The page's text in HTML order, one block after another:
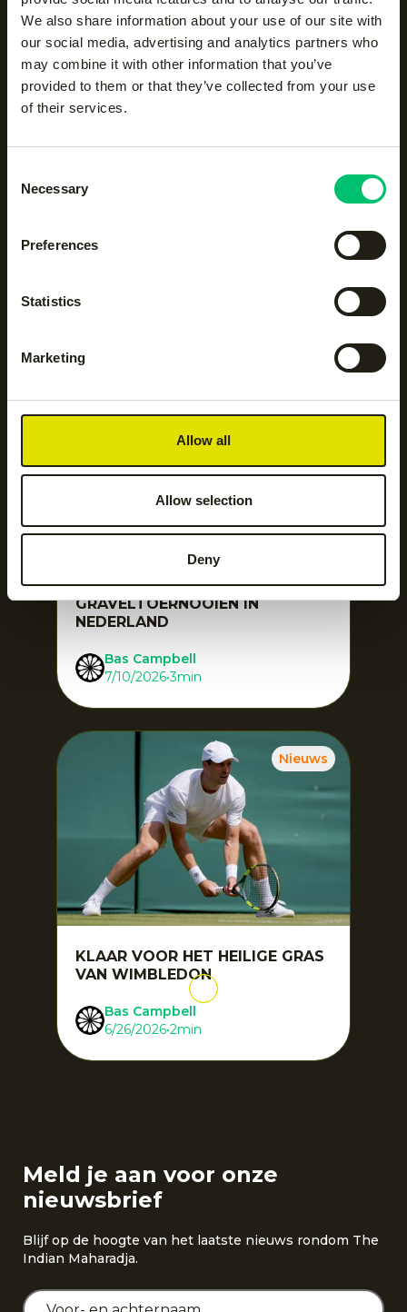
We also share information about your use of our site with
our social media, advertising and analytics partners who
may combine it with other information that you’ve
provided to them or that they’ve collected from your use
of their services.
Selection
Necessary
Preferences
Statistics
Marketing
Allow all
Allow selection
Deny
MÜNCHEN VOOR DUITS DUO
ZICHTBAAR OP TWEE
INTERNATIONALE
GRAVELTOERNOOIEN IN
NEDERLAND
Bas Campbell
7/10/2026•3min
Nieuws
KLAAR VOOR HET HEILIGE GRAS
VAN WIMBLEDON
Bas Campbell
6/26/2026•2min
Meld je aan voor onze
nieuwsbrief
Blijf op de hoogte van het laatste nieuws rondom The
Indian Maharadja.